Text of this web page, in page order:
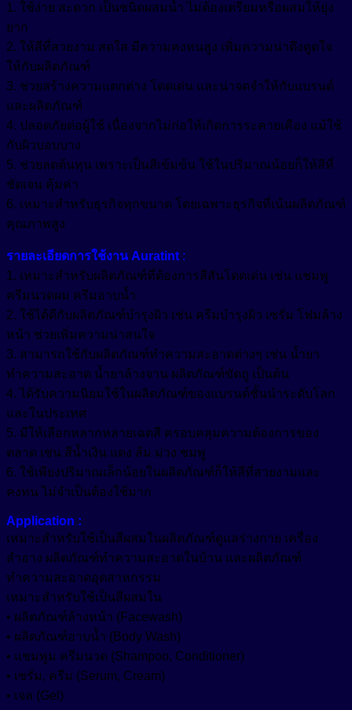
1. ใช้ง่าย สะดวก เป็นชนิดผสมน้ำ ไม่ต้องเตรียมหรือผสมให้ยุ่ง
ยาก
2. ให้สีที่สวยงาม สดใส มีความคงทนสูง เพิ่มความน่าดึงดูดใจ
ให้กับผลิตภัณฑ์
3. ช่วยสร้างความแตกต่าง โดดเด่น และน่าจดจำให้กับแบรนด์
และผลิตภัณฑ์
4. ปลอดภัยต่อผู้ใช้ เนื่องจากไม่ก่อให้เกิดการระคายเคือง แม้ใช้
กับผิวบอบบาง
5. ช่วยลดต้นทุน เพราะเป็นสีเข้มข้น ใช้ในปริมาณน้อยก็ให้สีที่
ชัดเจน คุ้มค่า
6. เหมาะสำหรับธุรกิจทุกขนาด โดยเฉพาะธุรกิจที่เน้นผลิตภัณฑ์
คุณภาพสูง
รายละเอียดการใช้งาน Auratint :
1. เหมาะสำหรับผลิตภัณฑ์ที่ต้องการสีสันโดดเด่น เช่น แชมพู
ครีมนวดผม ครีมอาบน้ำ
2. ใช้ได้ดีกับผลิตภัณฑ์บำรุงผิว เช่น ครีมบำรุงผิว เซรั่ม โฟมล้าง
หน้า ช่วยเพิ่มความน่าสนใจ
3. สามารถใช้กับผลิตภัณฑ์ทำความสะอาดต่างๆ เช่น น้ำยา
ทำความสะอาด น้ำยาล้างจาน ผลิตภัณฑ์ขัดถู เป็นต้น
4. ได้รับความนิยมใช้ในผลิตภัณฑ์ของแบรนด์ชั้นนำระดับโลก
และในประเทศ
5. มีให้เลือกหลากหลายเฉดสี ครอบคลุมความต้องการของ
ตลาด เช่น สีน้ำเงิน แดง ส้ม ม่วง ชมพู
6. ใช้เพียงปริมาณเล็กน้อยในผลิตภัณฑ์ก็ให้สีที่สวยงามและ
คงทน ไม่จำเป็นต้องใช้มาก
Application :
เหมาะสำหรับใช้เป็นสีผสมในผลิตภัณฑ์ดูแลร่างกาย เครื่อง
สำอาง ผลิตภัณฑ์ทำความสะอาดในบ้าน และผลิตภัณฑ์
ทำความสะอาดอุตสาหกรรม
เหมาะสำหรับใช้เป็นสีผสมใน
• ผลิตภัณฑ์ล้างหน้า (Facewash)
• ผลิตภัณฑ์อาบน้ำ (Body Wash)
• แชมพูม ครีมนวด (Shampoo, Conditioner)
• เซรั่ม, ครีม (Serum, Cream)
• เจล (Gel)